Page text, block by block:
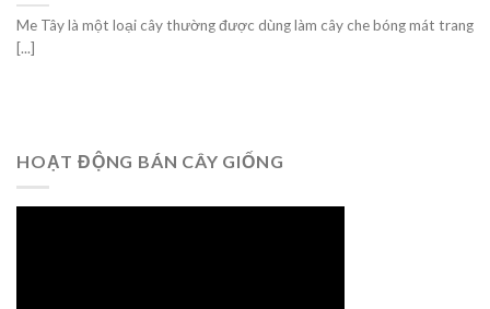
Me Tây là một loại cây thường được dùng làm cây che bóng mát trang
[...]
HOẠT ĐỘNG BÁN CÂY GIỐNG